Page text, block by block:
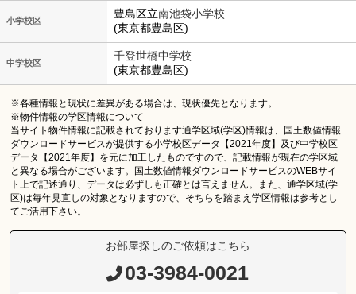
小学校区
豊島区立南池袋小学校
(東京都豊島区)
中学校区
千登世橋中学校
(東京都豊島区)
※各種情報と現状に差異がある場合は、現状優先となります。
※物件情報の学区情報について
当サイト物件情報に記載されております通学区域(学区)情報は、国土数値情報
ダウンロードサービスが提供する小学校区データ【2021年度】及び中学校区
データ【2021年度】を元に加工したものですので、記載情報が現在の学区域
と異なる場合がございます。国土数値情報ダウンロードサービスのWEBサイ
ト上で記述通り、データは必ずしも正確とは言えません。また、通学区域(学
区)は毎年見直しの対象となりますので、そちらを踏まえ学区情報は参考とし
てご活用下さい。
お部屋探しのご依頼はこちら
03-3984-0021